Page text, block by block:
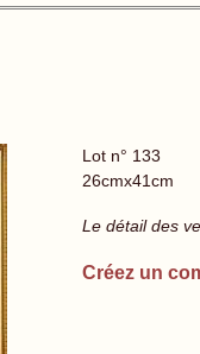
Lot n° 133
26cmx41cm
Le détail des
Créez un